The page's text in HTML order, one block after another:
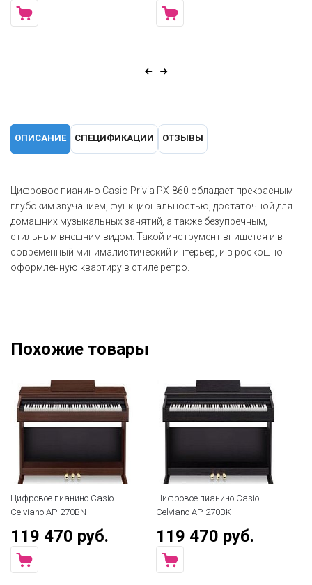
ОПИСАНИЕ СПЕЦИФИКАЦИИ ОТЗЫВЫ
Цифровое пианино Casio Privia PX-860 обладает прекрасным
глубоким звучанием, функциональностью, достаточной для
домашних музыкальных занятий, а также безупречным,
стильным внешним видом. Такой инструмент впишется и в
современный минималистический интерьер, и в роскошно
оформленную квартиру в стиле ретро.
Похожие товары
Цифровое пианино Casio
Celviano AP-270BN
119 470 руб.
Цифровое пианино Casio
Celviano AP-270BK
119 470 руб.